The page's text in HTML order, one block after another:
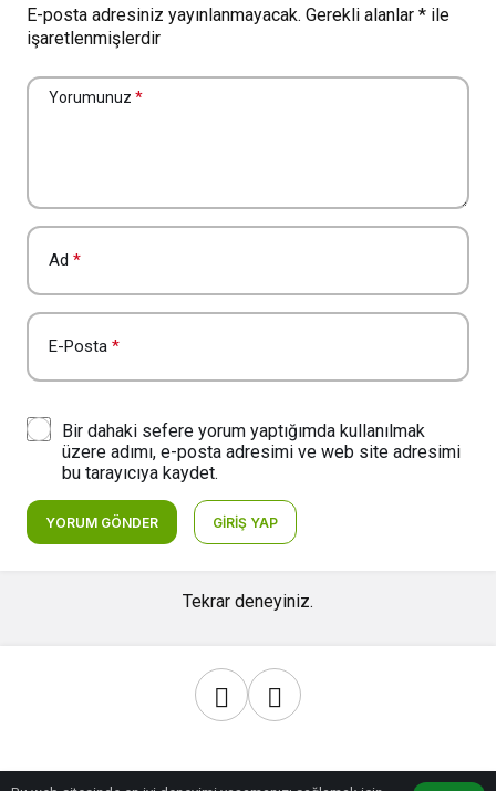
E-posta adresiniz yayınlanmayacak. Gerekli alanlar * ile
işaretlenmişlerdir
Yorumunuz *
Ad *
E-Posta *
Bir dahaki sefere yorum yaptığımda kullanılmak
üzere adımı, e-posta adresimi ve web site adresimi
bu tarayıcıya kaydet.
YORUM GÖNDER GIRIŞ YAP
Tekrar deneyiniz.